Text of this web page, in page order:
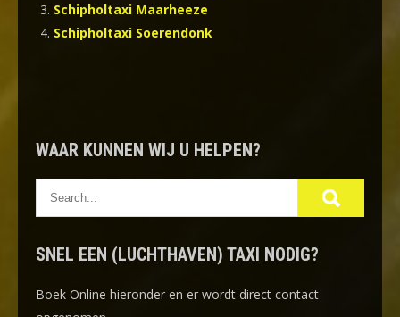
Schipholtaxi Maarheeze
Schipholtaxi Soerendonk
WAAR KUNNEN WIJ U HELPEN?
SNEL EEN (LUCHTHAVEN) TAXI NODIG?
Boek Online hieronder en er wordt direct contact